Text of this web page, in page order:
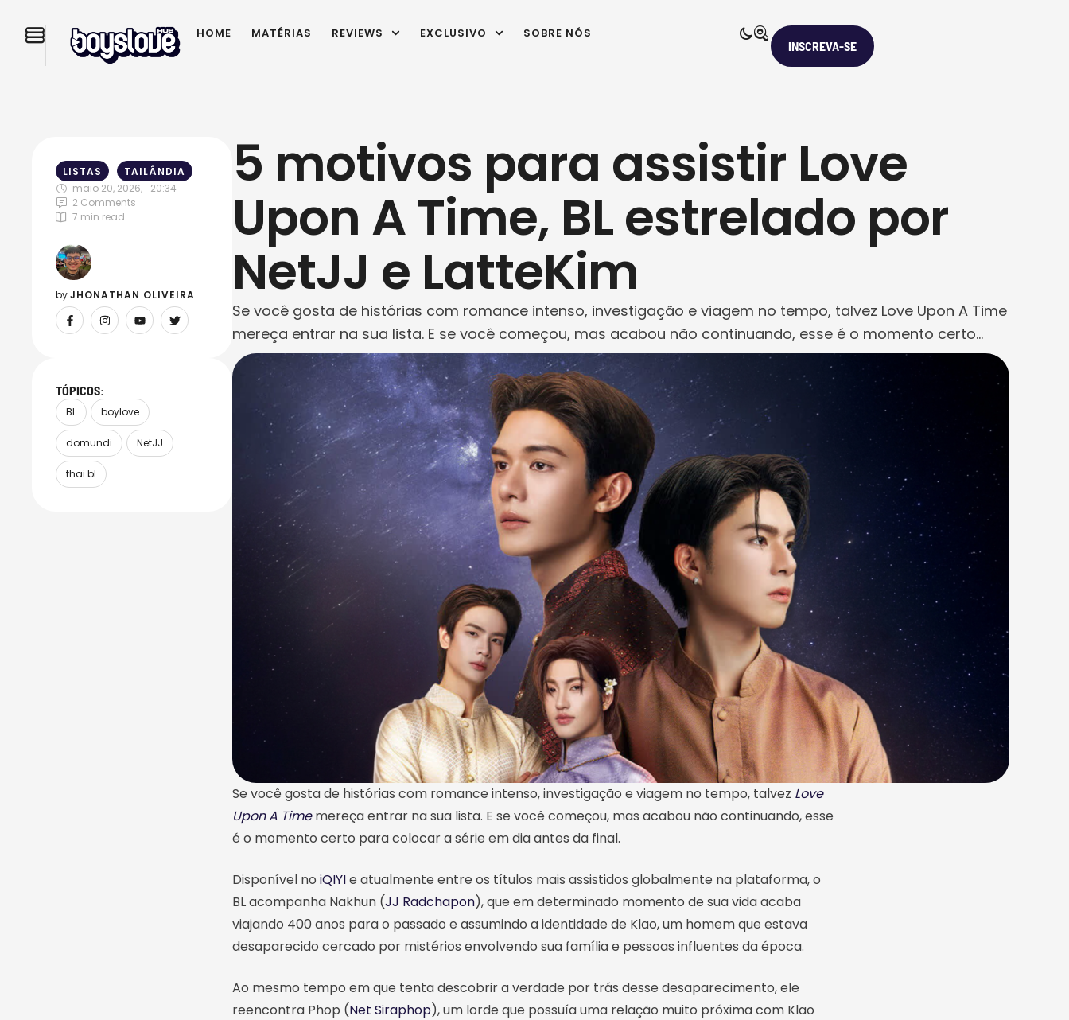
HOME MATÉRIAS REVIEWS EXCLUSIVO
SOBRE NÓS
INSCREVA-SE
LISTAS
TAILÂNDIA
maio 20, 2026,
20:34
2 Comments
7 min read
by JHONATHAN OLIVEIRA
TÓPICOS:
BL boylove
domundi NetJJ
thai bl
5 motivos para assistir Love
Upon A Time, BL estrelado por
NetJJ e LatteKim
Se você gosta de histórias com romance intenso, investigação e viagem no tempo, talvez Love Upon A Time
mereça entrar na sua lista. E se você começou, mas acabou não continuando, esse é o momento certo
para colocar a série em dia antes da final. Disponível no iQIYI e atualmente entre os títulos mais assistidos …
Se você gosta de histórias com romance intenso, investigação e viagem no tempo, talvez Love
Upon A Timemereça entrar na sua lista. E se você começou, mas acabou não continuando, esse
é o momento certo para colocar a série em dia antes da final.
Disponível noiQIYIe atualmente entre os títulos mais assistidos globalmente na plataforma, o
BL acompanha Nakhun (JJ Radchapon), que em determinado momento de sua vida acaba
viajando 400 anos para o passado e assumindo a identidade de Klao, um homem que estava
desaparecido cercado por mistérios envolvendo sua família e pessoas influentes da época.
Ao mesmo tempo em que tenta descobrir a verdade por trás desse desaparecimento, ele
reencontra Phop (Net Siraphop), um lorde que possuía uma relação muito próxima com Klao